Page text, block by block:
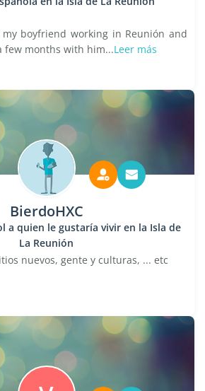
boyfriend working in Reunión and
few months with him...Leer más
BierdoHXC
a quien le gustaría vivir en la Isla de
La Reunión
nuevos, gente y culturas, ... etc